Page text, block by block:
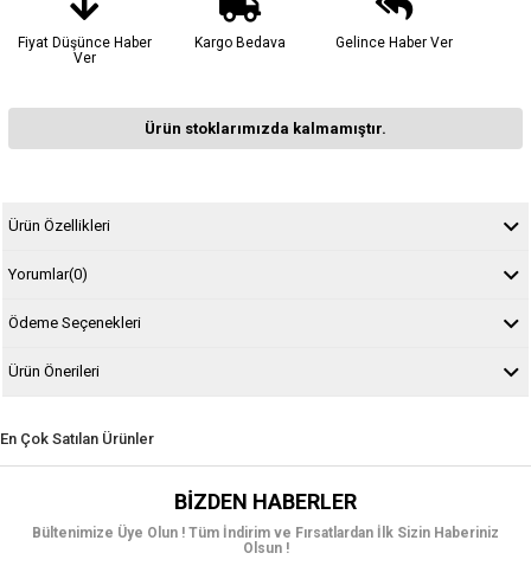
Fiyat Düşünce Haber
Ver
Kargo Bedava Gelince Haber Ver
Ürün stoklarımızda kalmamıştır.
Ürün Özellikleri
Yorumlar(0)
Ödeme Seçenekleri
Ürün Önerileri
En Çok Satılan Ürünler
BIZDEN HABERLER
Bültenimize Üye Olun ! Tüm İndirim ve Fırsatlardan İlk Sizin Haberiniz
Olsun !